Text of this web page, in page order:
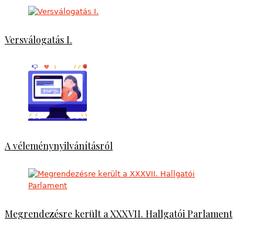
Versválogatás I.
A véleménynyilvánításról
Megrendezésre került a XXXVII. Hallgatói Parlament